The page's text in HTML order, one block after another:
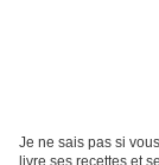
Je ne sais pas si
livre ses recettes et